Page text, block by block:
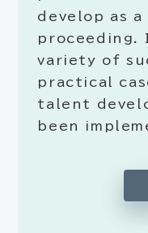
develop as
proceeding.
variety of
practical
talent
been